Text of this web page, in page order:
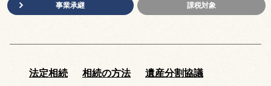
事業承継 課税対象
法定相続 相続の方法
遺産分割協議